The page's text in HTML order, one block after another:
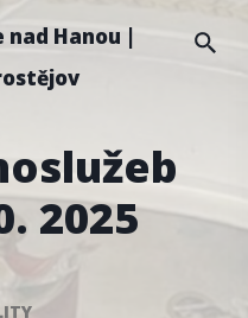
nad Hanou |
2025